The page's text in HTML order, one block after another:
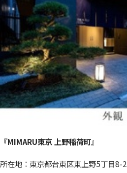
『MIMARU東京 上野稲荷町』
所在地：東京都台東区東上野5丁目8-2